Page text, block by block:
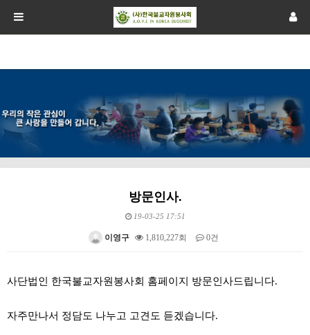
방문인사.
19-03-25 17:51
이영구 1,810,227회 0건
사단법인 한국불교자원봉사회 홈페이지 방문인사드립니다.
자주만나서 정담도 나누고 고견도 듣겠습니다.